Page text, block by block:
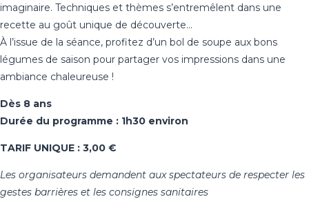
imaginaire. Techniques et thèmes s’entremêlent dans une
recette au goût unique de découverte…
À l’issue de la séance, profitez d’un bol de soupe aux bons
légumes de saison pour partager vos impressions dans une
ambiance chaleureuse !
Dès 8 ans
Durée du programme : 1h30 environ
TARIF UNIQUE : 3,00 €
Les organisateurs demandent aux spectateurs de respecter les
gestes barrières et les consignes sanitaires